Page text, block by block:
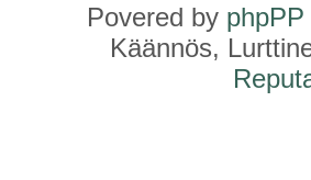
Povered by phpPP
Käännös,